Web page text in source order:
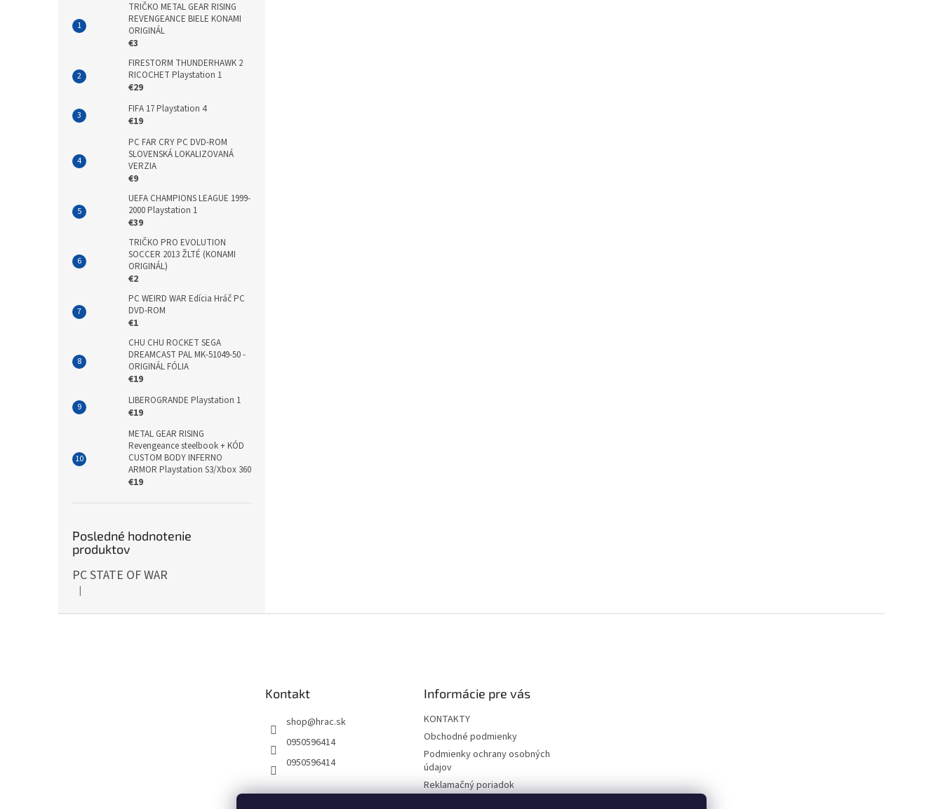
TRIČKO METAL GEAR RISING
REVENGEANCE BIELE KONAMI
ORIGINÁL
€3
FIRESTORM THUNDERHAWK 2
RICOCHET Playstation 1
€29
FIFA 17 Playstation 4
€19
PC FAR CRY PC DVD-ROM
SLOVENSKÁ LOKALIZOVANÁ
VERZIA
€9
UEFA CHAMPIONS LEAGUE 1999-
2000 Playstation 1
€39
TRIČKO PRO EVOLUTION
SOCCER 2013 ŽLTÉ (KONAMI
ORIGINÁL)
€2
PC WEIRD WAR Edícia Hráč PC
DVD-ROM
€1
CHU CHU ROCKET SEGA
DREAMCAST PAL MK-51049-50 -
ORIGINÁL FÓLIA
€19
LIBEROGRANDE Playstation 1
€19
METAL GEAR RISING
Revengeance steelbook + KÓD
CUSTOM BODY INFERNO
ARMOR Playstation S3/Xbox 360
€19
Posledné hodnotenie
produktov
PC STATE OF WAR
Hodnotenie produktu je 5 z 5 hviezdičiek.
|
Kontakt
shop@hrac.sk
0950596414
0950596414
Informácie pre vás
KONTAKTY
Obchodné podmienky
Podmienky ochrany osobných
údajov
Reklamačný poriadok